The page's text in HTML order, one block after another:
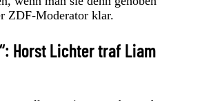
ZDF-Moderator klar.
Horst Lichter traf Liam